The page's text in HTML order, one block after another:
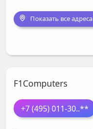
Показать все адреса
F1Computers
+7 (495) 011-30..**